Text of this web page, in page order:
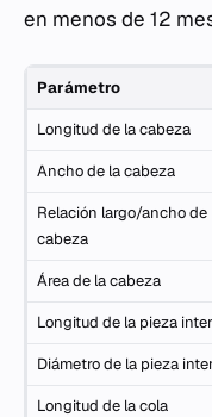
en menos de 12
Parámetro
Longitud de la cabeza
Ancho de la cabeza
Relación largo/ancho de
cabeza
Área de la cabeza
Longitud de la pieza
Diámetro de la pieza
Longitud de la cola